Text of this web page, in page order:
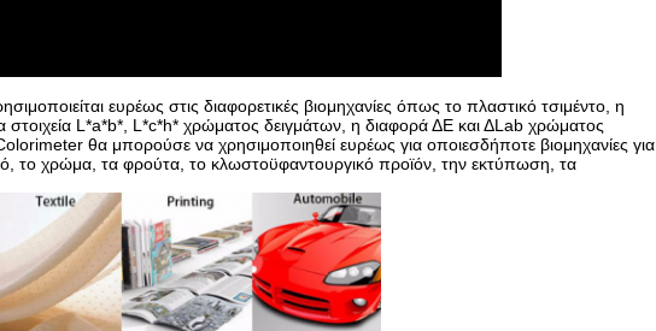
ευρέως στις διαφορετικές βιομηχανίες όπως το πλαστικό τσιμέντο, η
L*a*b*, L*c*h* χρώματος δειγμάτων, η διαφορά ΔE και ΔLab χρώματος
θα μπορούσε να χρησιμοποιηθεί ευρέως για οποιεσδήποτε βιομηχανίες για
το χρώμα, τα φρούτα, το κλωστοϋφαντουργικό προϊόν, την εκτύπωση, τα